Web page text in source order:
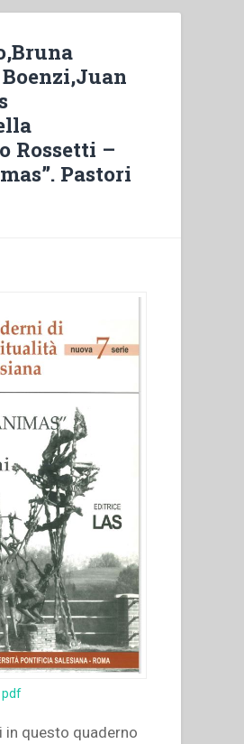
Rossetti –
Pastori
pdf
questo quaderno